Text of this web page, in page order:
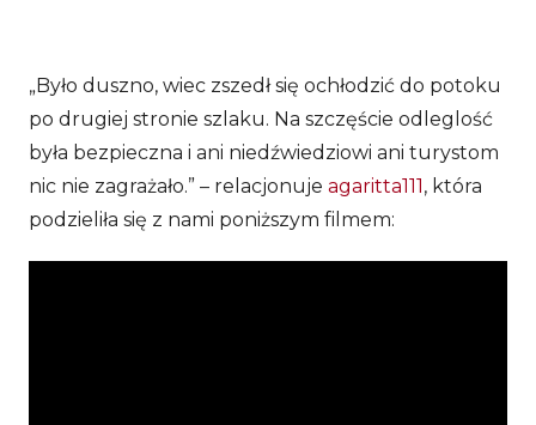
„Było duszno, wiec zszedł się ochłodzić do potoku
po drugiej stronie szlaku. Na szczęście odleglość
była bezpieczna i ani niedźwiedziowi ani turystom
nic nie zagrażało.” – relacjonuje agaritta111, która
podzieliła się z nami poniższym filmem: